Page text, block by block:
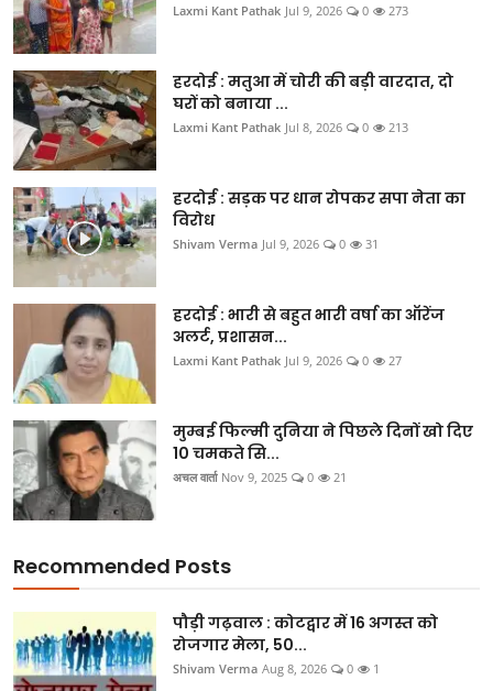
Laxmi Kant Pathak Jul 9, 2026 0 273
हरदोई : मतुआ में चोरी की बड़ी वारदात, दो
घरों को बनाया ...
Laxmi Kant Pathak Jul 8, 2026 0 213
हरदोई : सड़क पर धान रोपकर सपा नेता का
विरोध
Shivam Verma Jul 9, 2026 0 31
हरदोई : भारी से बहुत भारी वर्षा का ऑरेंज
अलर्ट, प्रशासन...
Laxmi Kant Pathak Jul 9, 2026 0 27
मुम्बई फिल्मी दुनिया ने पिछले दिनों खो दिए
10 चमकते सि...
अचल वार्ता Nov 9, 2025 0 21
Recommended Posts
पौड़ी गढ़वाल : कोटद्वार में 16 अगस्त को
रोजगार मेला, 50...
Shivam Verma Aug 8, 2026 0 1